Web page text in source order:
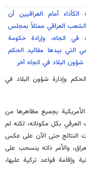
الكأداء أمام العراقيين أن
الشعب العراقي ممثلاً بمجلس
في اتجاه، وإرادة حكومة
التي بيدها مقاليد الحكم
شؤون البلاد في اتجاه آخر
وإدارة شؤون البلاد في
بجميع مظاهرها من
العرقي بكل مكوناته، لكنه لم
النتائج حتى الآن على عكس
والأمر ذاته ينسحب على
وإقامة قواعد تركية عليها،